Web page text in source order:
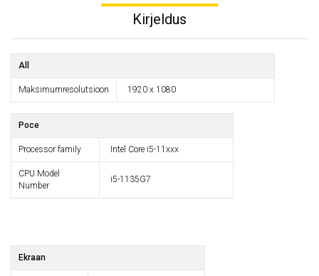
Kirjeldus
All
Maksimumresolutsioon 1920 x 1080
Poce
Processor family Intel Core i5-11xxx
CPU Model
Number
i5-1135G7
Ekraan